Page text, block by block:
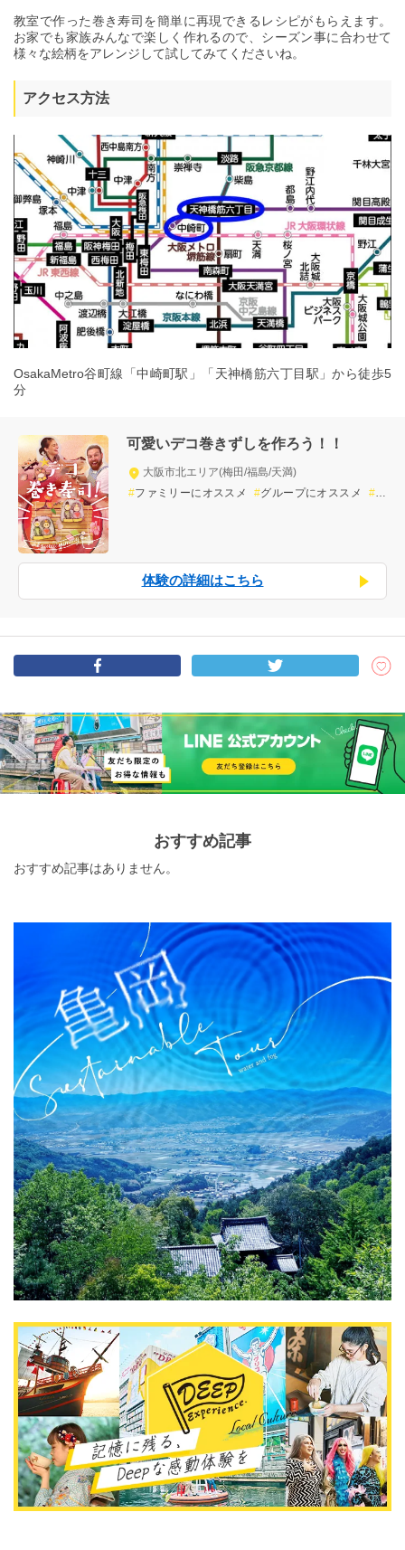
教室で作った巻き寿司を簡単に再現できるレシピがもらえます。
お家でも家族みんなで楽しく作れるので、シーズン事に合わせて
様々な絵柄をアレンジして試してみてくださいね。
アクセス方法
OsakaMetro谷町線「中崎町駅」「天神橋筋六丁目駅」から徒歩5
分
可愛いデコ巻きずしを作ろう！！
大阪市北エリア(梅田/福島/天満)
ファミリーにオススメ
グループにオススメ
体験の詳細はこちら
おすすめ記事
おすすめ記事はありません。